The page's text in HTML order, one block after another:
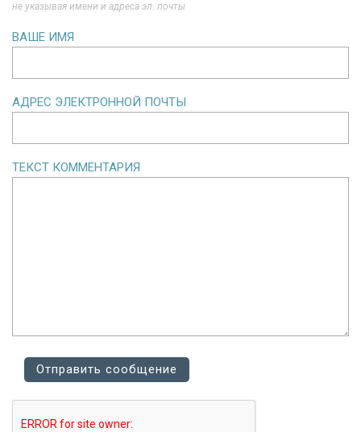
не указывая имени и адреса эл. почты
ВАШЕ ИМЯ
АДРЕС ЭЛЕКТРОННОЙ ПОЧТЫ
ТЕКСТ КОММЕНТАРИЯ